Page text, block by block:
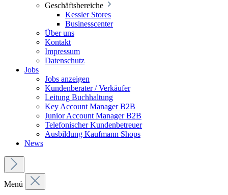
Geschäftsbereiche
Kessler Stores
Businesscenter
Über uns
Kontakt
Impressum
Datenschutz
Jobs
Jobs anzeigen
Kundenberater / Verkäufer
Leitung Buchhaltung
Key Account Manager B2B
Junior Account Manager B2B
Telefonischer Kundenbetreuer
Ausbildung Kaufmann Shops
News
Menü